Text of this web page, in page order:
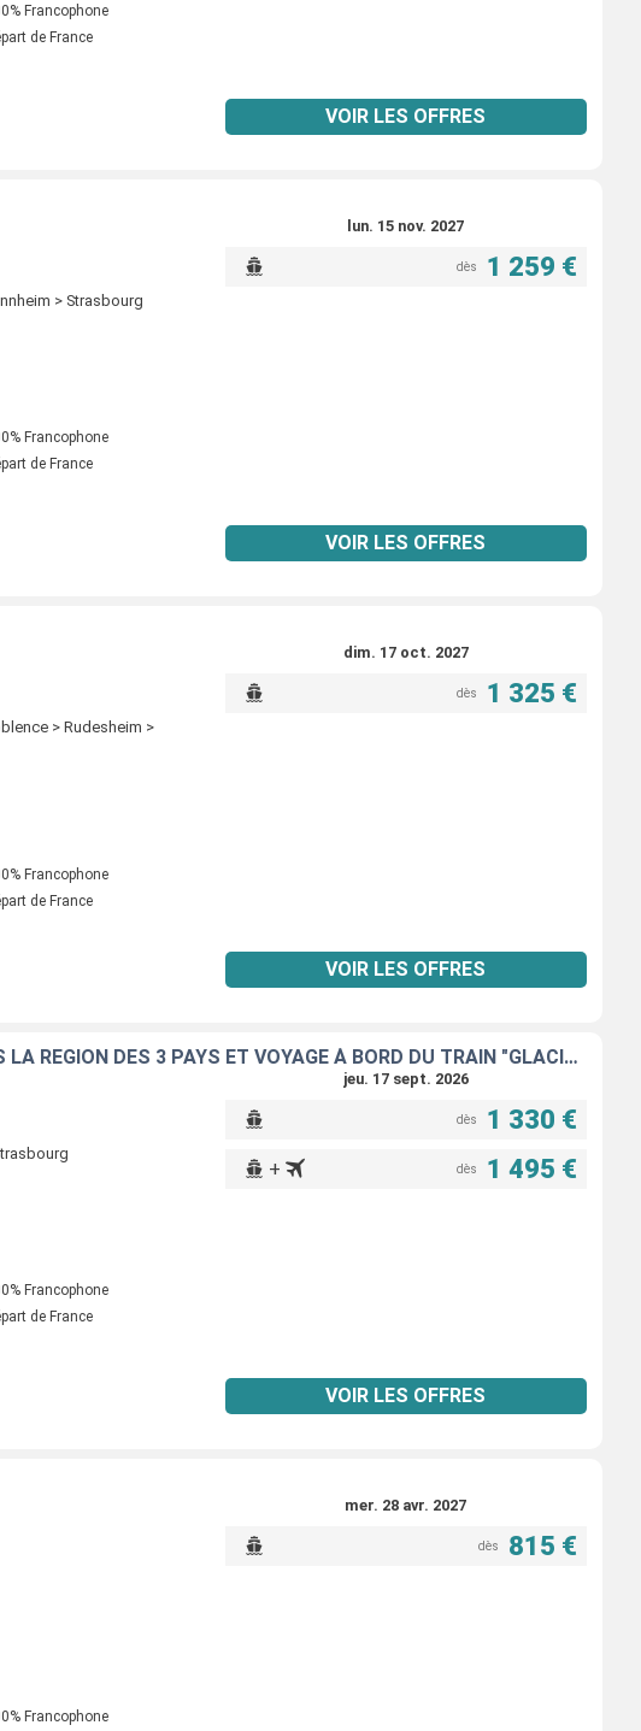
Francophone
de France
VOIR LES OFFRES
> Strasbourg
Francophone
de France
lun. 15 nov. 2027
dès 1 259 €
VOIR LES OFFRES
> Rudesheim >
Francophone
de France
dim. 17 oct. 2027
dès 1 325 €
VOIR LES OFFRES
FRANCE, SUISSE ET ALLEMAGNE : CROISIÈRE SUR LE RHIN VERS LA RÉGION DES 3 PAYS ET VOYAGE À BORD DU TRAIN "GLACIER EXPRESS"
Francophone
de France
jeu. 17 sept. 2026
dès 1 330 €
+ dès 1 495 €
VOIR LES OFFRES
Francophone
mer. 28 avr. 2027
dès 815 €